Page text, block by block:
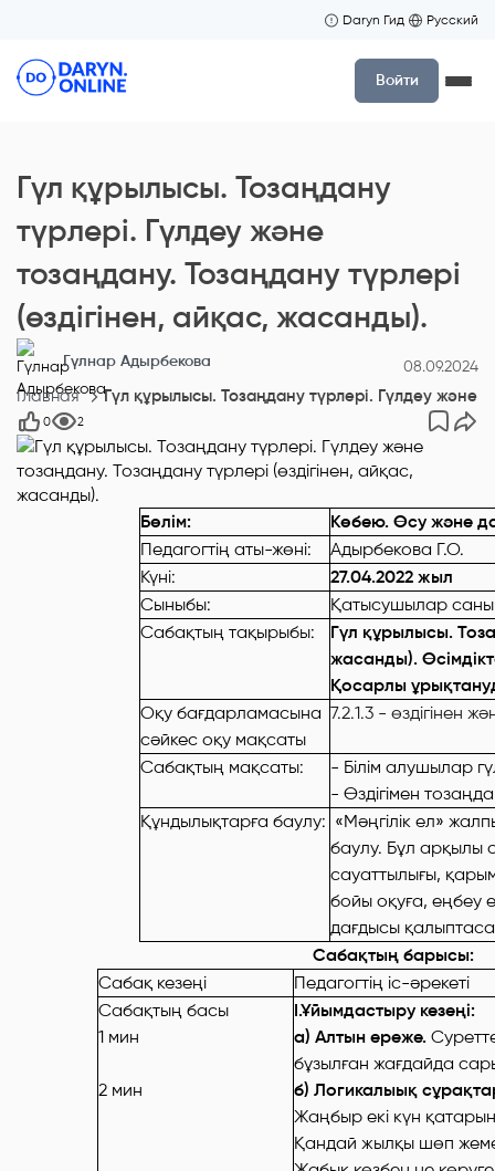
Daryn Гид Русский
Войти
Гүл құрылысы. Тозаңдану
түрлері. Гүлдеу және
тозаңдану. Тозаңдану түрлері
(өздігінен, айқас, жасанды).
Гүлнар Адырбекова 08.09.2024
Главная Гүл құрылысы. Тозаңдану түрлері. Гүлдеу және
0 2
Бөлім:
Көбею. Өсу және
Педагогтің аты-жөні:
Адырбекова Г.О.
Күні:
27.04.2022 жыл
Сыныбы:
Қатысушылар
Сабақтың тақырыбы:
Гүл құрылысы.
жасанды).
Қосарлы
Оқу бағдарламасына
сәйкес оқу мақсаты
7.2.1.3 - өздігінен
Сабақтың мақсаты:
- Білім алушылар
- Өздігімен
Құндылықтарға баулу: «Мәңгілік ел»
баулу. Бұл
сауаттылығы,
бойы оқуға, еңбеу
дағдысы
Сабақтың барысы:
Сабақ кезеңі
Педагогтің іс-әрекеті
Сабақтың басы
1 мин
2 мин
І.Ұйымдастыру кезеңі:
а) Алтын ереже.
бұзылған жағдайда
б) Логикалыық
Жаңбыр екі күн
Қандай жылқы шөп